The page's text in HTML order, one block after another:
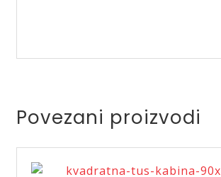
ST,
staklo
Povezani proizvodi